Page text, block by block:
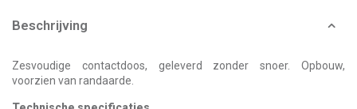
Beschrijving
Zesvoudige contactdoos, geleverd zonder snoer. Opbouw,
voorzien van randaarde.